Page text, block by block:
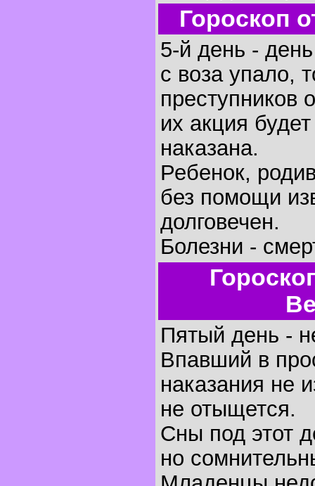
Гороскоп
5-й день -
с воза упало,
их акция
наказана.
Ребенок,
без помощи
долговечен.
Болезни -
Пятый день -
Впавший в
наказания не
не отыщется.
Сны под этот
но